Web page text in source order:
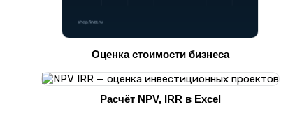
Оценка стоимости бизнеса
Расчёт NPV, IRR в Excel